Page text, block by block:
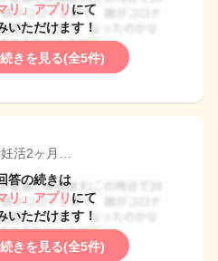
リ」アプリ にて
いただけます！
きを見る(全5件)
活2ヶ月…
答の続きは
リ」アプリ にて
いただけます！
きを見る(全5件)